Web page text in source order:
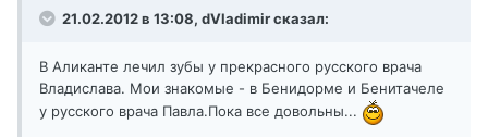
21.02.2012 в 13:08, dVladimir сказал:
В Аликанте лечил зубы у прекрасного русского врача
Владислава. Мои знакомые - в Бенидорме и Бенитачеле
у русского врача Павла.Пока все довольны...